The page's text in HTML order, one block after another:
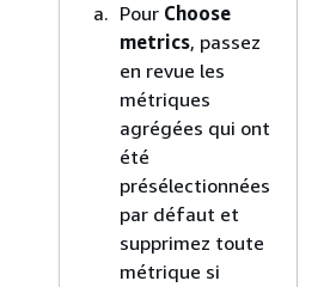
Pour Choose
metrics, passez
en revue les
métriques
agrégées qui ont
été
présélectionnées
par défaut et
supprimez toute
métrique si